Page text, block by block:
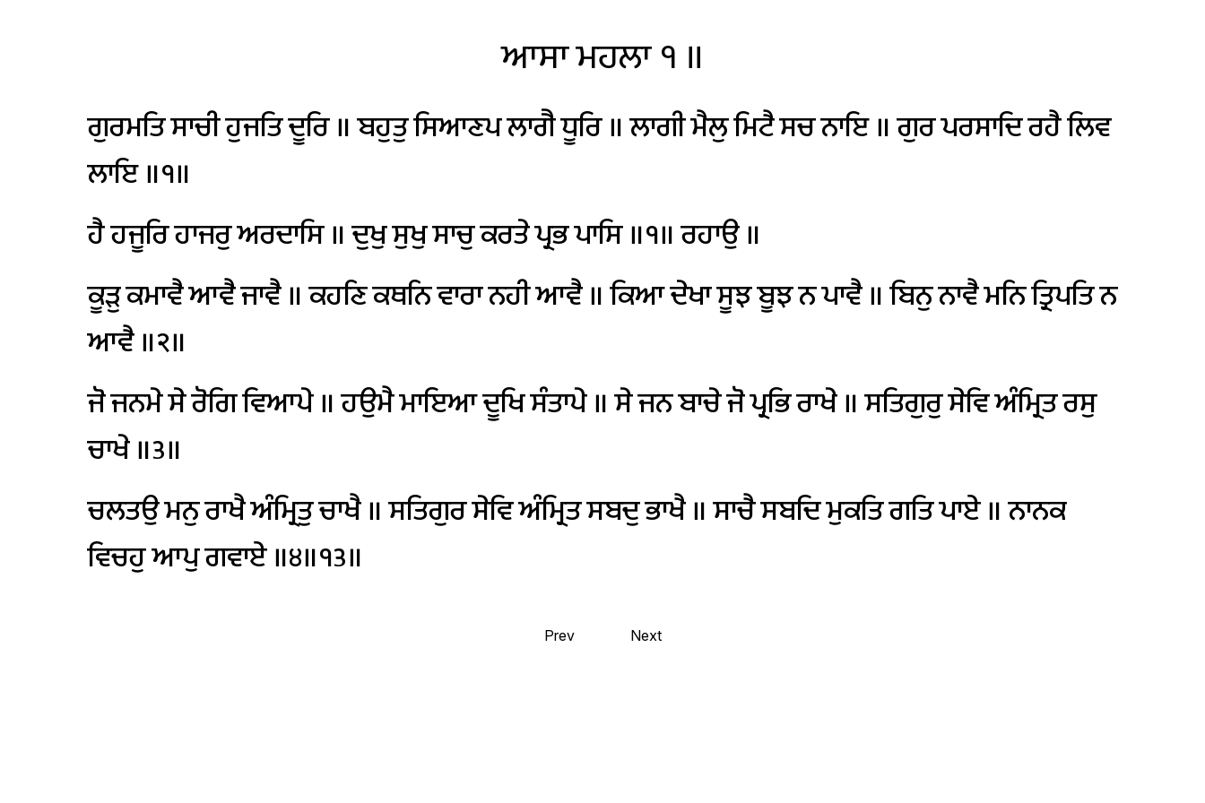
ਆਸਾਮਹਲਾ੧ ॥
ਗੁਰਮਤਿਸਾਚੀਹੁਜਤਿਦੂਰਿ॥ਬਹੁਤੁਸਿਆਣਪਲਾਗੈਧੂਰਿ॥ਲਾਗੀਮੈਲੁਮਿਟੈਸਚਨਾਇ॥ਗੁਰਪਰਸਾਦਿਰਹੈਲਿਵ
ਲਾਇ॥੧॥
ਹੈਹਜੂਰਿਹਾਜਰੁਅਰਦਾਸਿ॥ਦੁਖੁਸੁਖੁਸਾਚੁਕਰਤੇਪ੍ਰਭਪਾਸਿ॥੧॥ਰਹਾਉ॥
ਕੂੜੁਕਮਾਵੈਆਵੈਜਾਵੈ॥ਕਹਣਿਕਥਨਿਵਾਰਾਨਹੀਆਵੈ॥ਕਿਆਦੇਖਾਸੂਝਬੂਝਨਪਾਵੈ॥ਬਿਨੁਨਾਵੈਮਨਿਤ੍ਰਿਪਤਿਨ
ਆਵੈ॥੨॥
ਜੋਜਨਮੇਸੇਰੋਗਿਵਿਆਪੇ॥ਹਉਮੈਮਾਇਆਦੂਖਿਸੰਤਾਪੇ॥ਸੇਜਨਬਾਚੇਜੋਪ੍ਰਭਿਰਾਖੇ॥ਸਤਿਗੁਰੁਸੇਵਿਅੰਮ੍ਰਿਤਰਸੁ
ਚਾਖੇ॥੩॥
ਚਲਤਉਮਨੁਰਾਖੈਅੰਮ੍ਰਿਤੁਚਾਖੈ॥ਸਤਿਗੁਰਸੇਵਿਅੰਮ੍ਰਿਤਸਬਦੁਭਾਖੈ॥ਸਾਚੈਸਬਦਿਮੁਕਤਿਗਤਿਪਾਏ॥ਨਾਨਕ
ਵਿਚਹੁਆਪੁਗਵਾਏ॥੪॥੧੩॥
Prev Next